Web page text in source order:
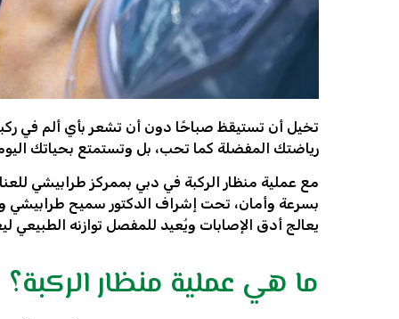
تخيل أن تستيقظ صباحًا دون أن تشعر بأي ألم في
رياضتك المفضلة كما تحب، بل وتستمتع بحياتك
مع عملية منظار الركبة في دبي بممركز طرابيشي
بسرعة وأمان، تحت إشراف الدكتور سميح طرابيشي
يعالج أدق الإصابات ويُعيد للمفصل توازنه الطبيعي
ما هي عملية منظار الركبة؟